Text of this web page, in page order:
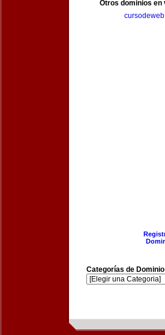
Otros dominios en
Categorías de